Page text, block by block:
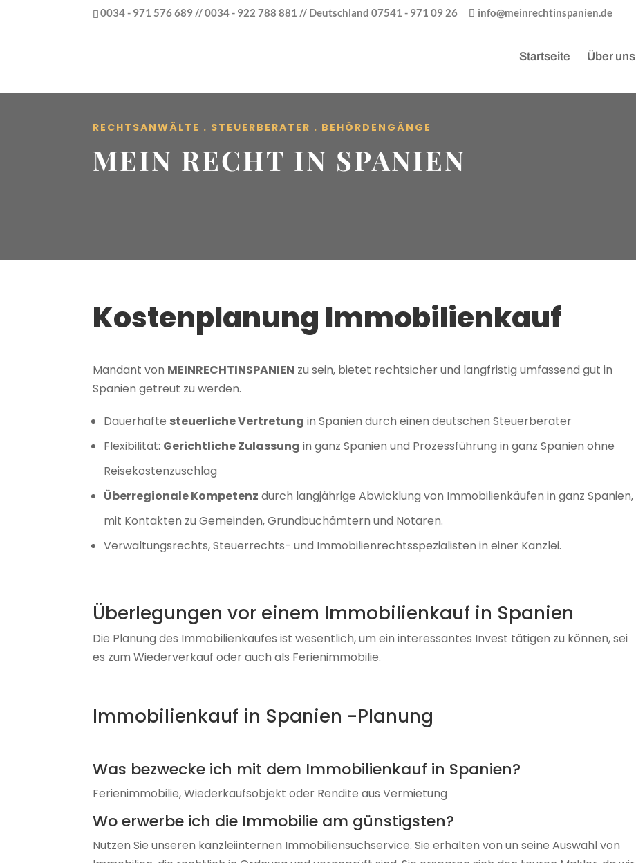
0034 - 971 576 689 // 0034 - 922 788 881 // Deutschland 07541 - 971 09 26 info@meinrechtinspanien.de
Startseite Über uns
RECHTSANWÄLTE . STEUERBERATER . BEHÖRDENGÄNGE
MEIN RECHT IN SPANIEN
Kostenplanung Immobilienkauf
Mandant von MEINRECHTINSPANIEN zu sein, bietet rechtsicher und langfristig umfassend gut in
Spanien getreut zu werden.
Dauerhafte steuerliche Vertretung in Spanien durch einen deutschen Steuerberater
Flexibilität: Gerichtliche Zulassung in ganz Spanien und Prozessführung in ganz Spanien ohne
Reisekostenzuschlag
Überregionale Kompetenz durch langjährige Abwicklung von Immobilienkäufen in ganz Spanien,
mit Kontakten zu Gemeinden, Grundbuchämtern und Notaren.
Verwaltungsrechts, Steuerrechts- und Immobilienrechtsspezialisten in einer Kanzlei.
Überlegungen vor einem Immobilienkauf in Spanien
Die Planung des Immobilienkaufes ist wesentlich, um ein interessantes Invest tätigen zu können, sei
es zum Wiederverkauf oder auch als Ferienimmobilie.
Immobilienkauf in Spanien -Planung
Was bezwecke ich mit dem Immobilienkauf in Spanien?
Ferienimmobilie, Wiederkaufsobjekt oder Rendite aus Vermietung
Wo erwerbe ich die Immobilie am günstigsten?
Nutzen Sie unseren kanzleiinternen Immobiliensuchservice. Sie erhalten von un seine Auswahl von